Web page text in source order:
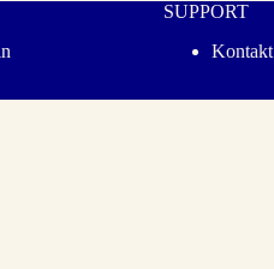
SUPPORT
Kontakt